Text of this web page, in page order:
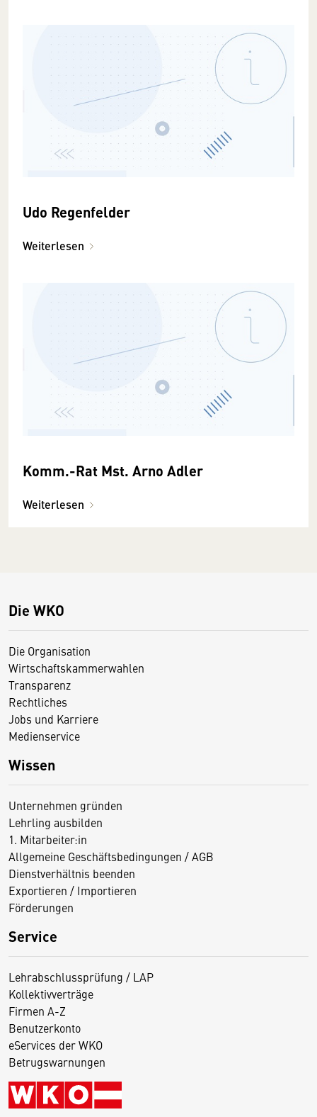
Udo Regenfelder
Weiterlesen
Komm.-Rat Mst. Arno Adler
Weiterlesen
Die WKO
Die Organisation
Wirtschaftskammerwahlen
Transparenz
Rechtliches
Jobs und Karriere
Medienservice
Wissen
Unternehmen gründen
Lehrling ausbilden
1. Mitarbeiter:in
Allgemeine Geschäftsbedingungen / AGB
Dienstverhältnis beenden
Exportieren / Importieren
Förderungen
Service
Lehrabschlussprüfung / LAP
Kollektivverträge
Firmen A-Z
Benutzerkonto
eServices der WKO
Betrugswarnungen